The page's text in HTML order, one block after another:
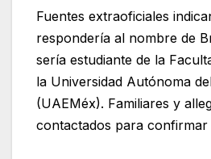
Fuentes extraoficiales
respondería al nombre de
sería estudiante de la
la Universidad Autónoma
(UAEMéx). Familiares y
contactados para confirmar